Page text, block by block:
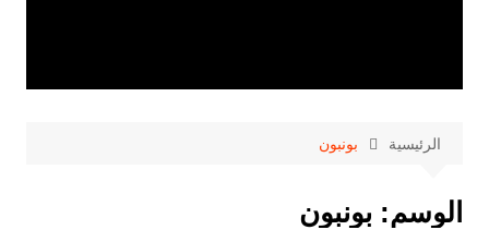
الرئيسية بونبون
الوسم: بونبون